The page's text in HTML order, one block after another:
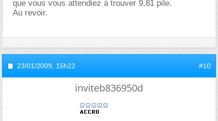
que vous vous attendiez à trouver 9,81 pile.
Au revoir.
23/01/2009, 15h22 #10
inviteb836950d